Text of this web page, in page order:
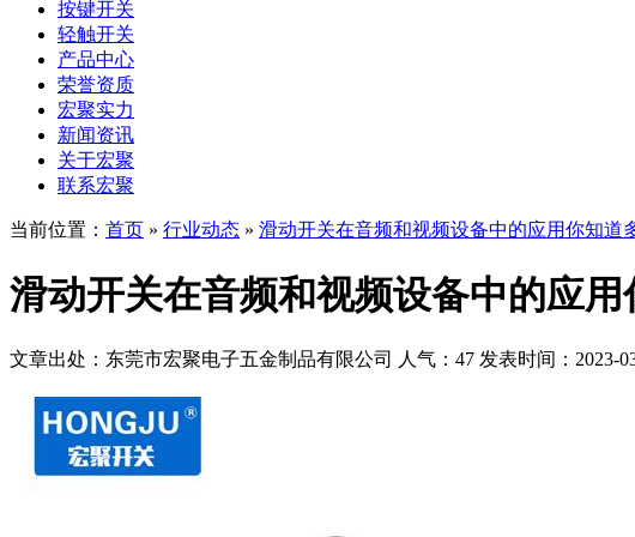
按键开关
轻触开关
产品中心
荣誉资质
宏聚实力
新闻资讯
关于宏聚
联系宏聚
当前位置： 首页 » 行业动态 » 滑动开关在音频和视频设备中的应用你知道
滑动开关在音频和视频设备中的应用
文章出处：东莞市宏聚电子五金制品有限公司 人气：47 发表时间：2023-